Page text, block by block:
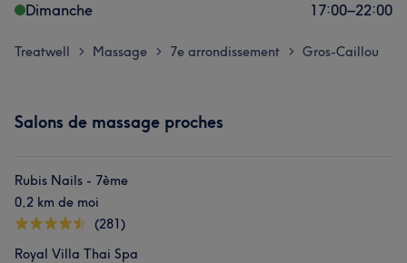
Dimanche
17:00–22:00
Treatwell > Massage > 7e arrondissement > Gros-Caillou
Salons de massage proches
Rubis Nails - 7ème
0,2 km de moi
(281)
Royal Villa Thai Spa